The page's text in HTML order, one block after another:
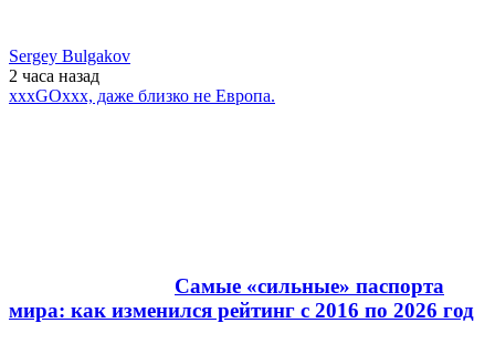
Sergey Bulgakov
2 часа назад
xxxGOxxx, даже близко не Европа.
Самые «сильные» паспорта
мира: как изменился рейтинг с 2016 по 2026 год